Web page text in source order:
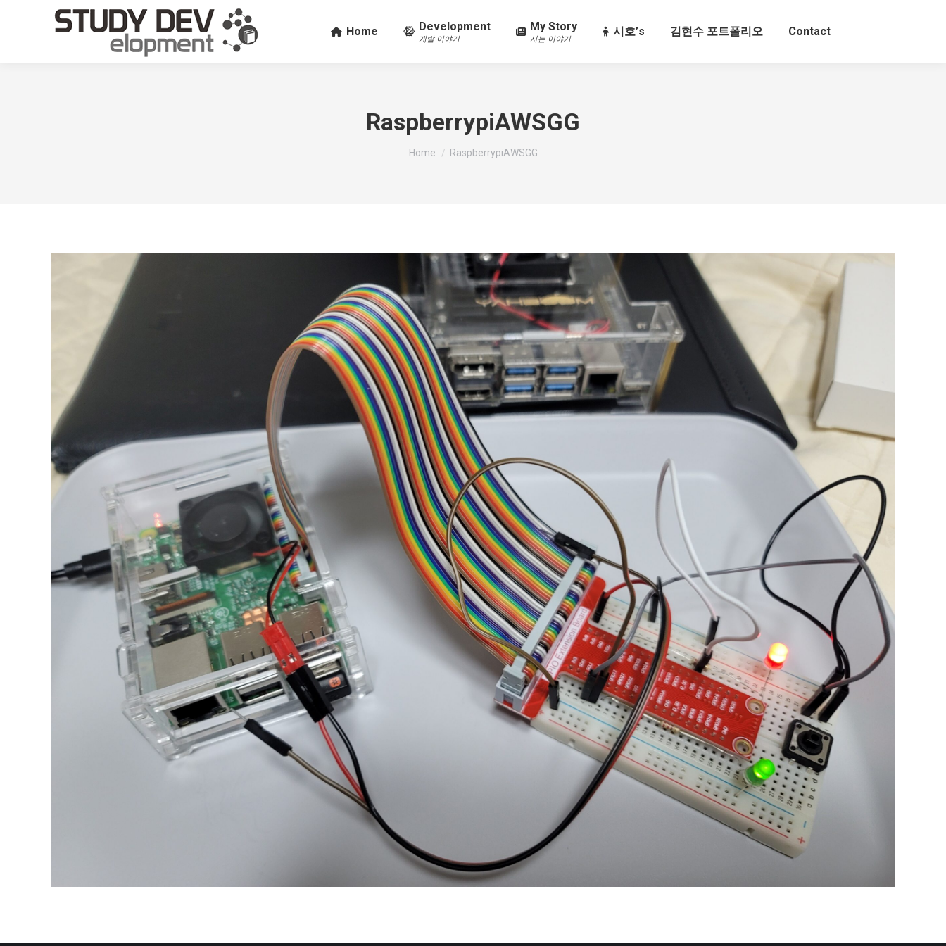
Home Development
개발 이야기
My Story
사는 이야기
시호’s 김현수 포트폴리오 Contact
RaspberrypiAWSGG
You are here:
Home RaspberrypiAWSGG